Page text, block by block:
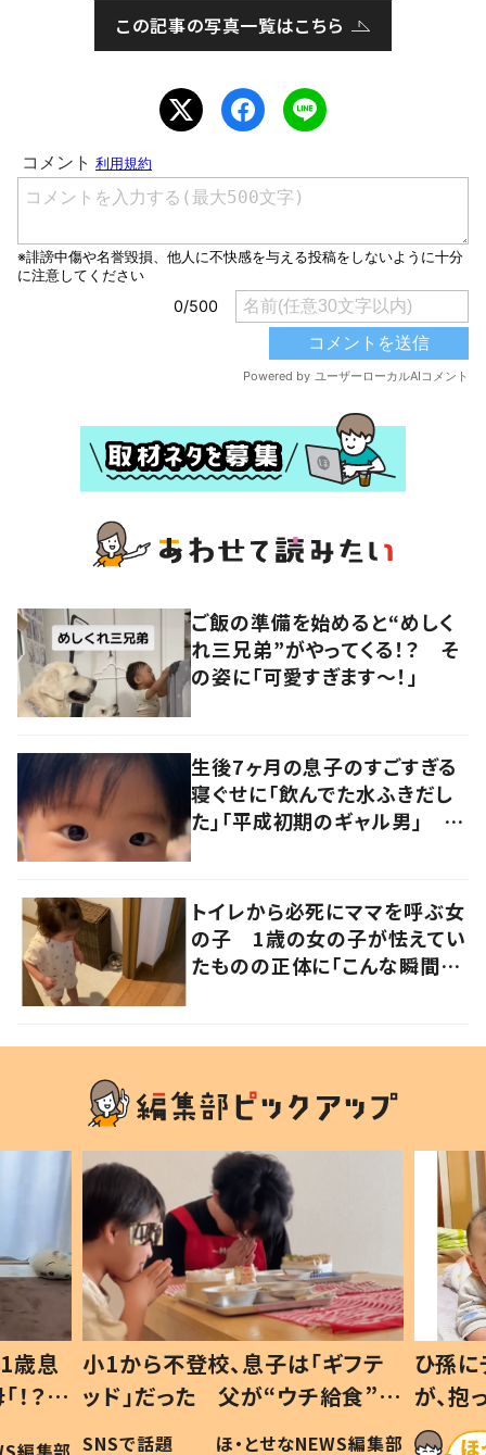
この記事の写真一覧はこちら
ご飯の準備を始めると“めしく
れ三兄弟”がやってくる！？ そ
の姿に「可愛すぎます〜！」
生後7ヶ月の息子のすごすぎる
寝ぐせに「飲んでた水ふきだし
た」「平成初期のギャル男」 実
トイレから必死にママを呼ぶ女
の子 1歳の女の子が怯えてい
たものの正体に「こんな瞬間
歳息
？」
小1から不登校、息子は「ギフテ
ッド」だった 父が“ウチ給食”を
作り続ける理由とは #令和の親
SNSで話題 ほ・とせなNEWS編集部
ひ孫
が、
「涙が